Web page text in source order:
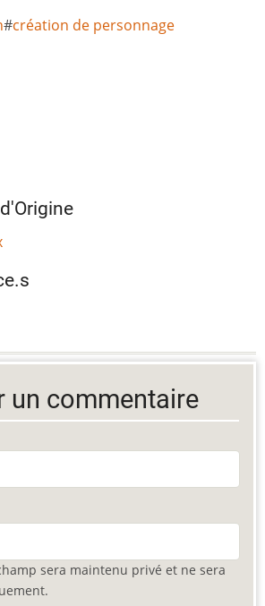
création de personnage
un commentaire
sera maintenu privé et ne sera